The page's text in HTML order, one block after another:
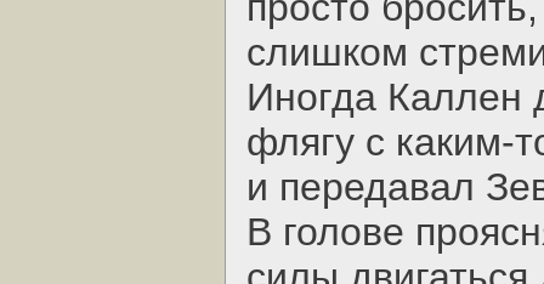
слишком
Иногда Каллен
флягу с каким-
и передавал
В голове